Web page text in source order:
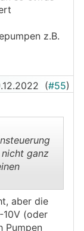
z.B.
(#55)
ganz
aber die
10V (oder
Pumpen